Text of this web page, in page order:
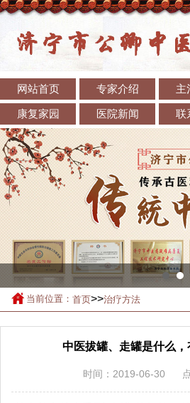
网站首页 专家介绍 主
康复家园 医院新闻 联
当前位置： 首页>>治疗方法
中医拔罐、走罐是什么，
时间：2019-06-30